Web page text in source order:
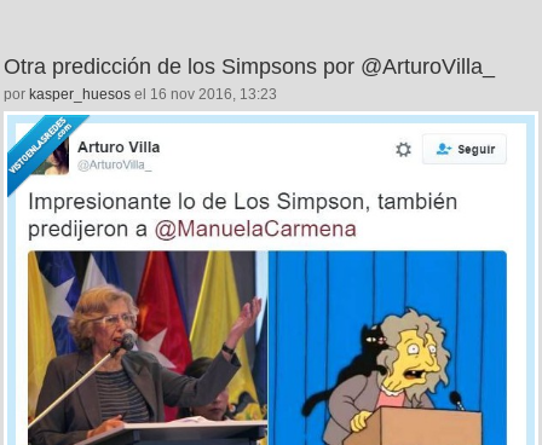
Otra predicción de los Simpsons por @ArturoVilla_
por kasper_huesos el 16 nov 2016, 13:23